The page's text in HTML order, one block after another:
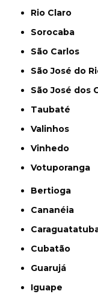
Rio Claro
Sorocaba
São Carlos
São José do
São José dos
Taubaté
Valinhos
Vinhedo
Votuporanga
Bertioga
Cananéia
Cubatão
Guarujá
Iguape